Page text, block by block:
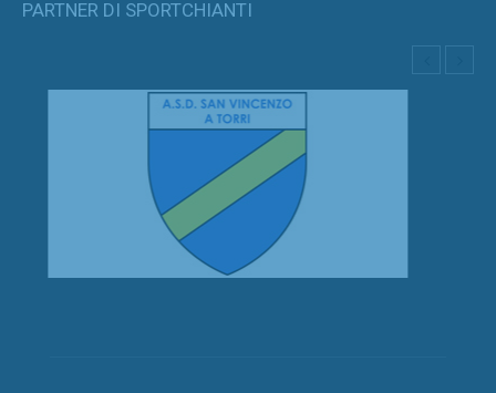
PARTNER DI SPORTCHIANTI